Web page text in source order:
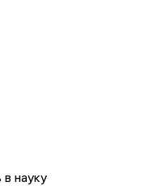
науку